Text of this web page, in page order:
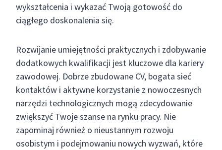
wykształcenia i wykazać Twoją gotowość do
ciągłego doskonalenia się.
Rozwijanie umiejętności praktycznych i zdobywanie
dodatkowych kwalifikacji jest kluczowe dla kariery
zawodowej. Dobrze zbudowane CV, bogata sieć
kontaktów i aktywne korzystanie z nowoczesnych
narzędzi technologicznych mogą zdecydowanie
zwiększyć Twoje szanse na rynku pracy. Nie
zapominaj również o nieustannym rozwoju
osobistym i podejmowaniu nowych wyzwań, które